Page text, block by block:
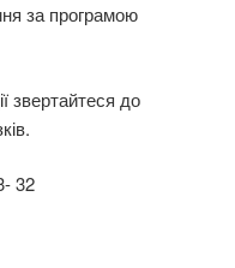
за програмою
звертайтеся до
32